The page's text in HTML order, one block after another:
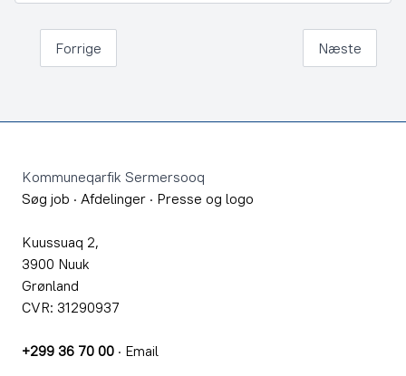
Forrige Næste
Kommuneqarfik Sermersooq
Søg job · Afdelinger · Presse og logo
Kuussuaq 2,
3900 Nuuk
Grønland
CVR: 31290937
+299 36 70 00 · Email